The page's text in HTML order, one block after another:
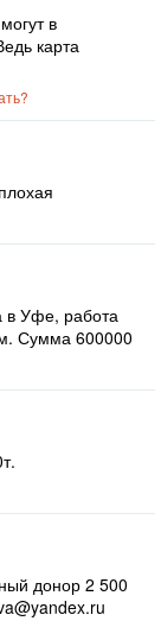
в
карта
в Уфе, работа
Сумма 600000
донор 2 500